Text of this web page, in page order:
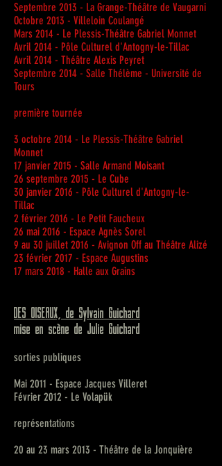
Septembre 2013 - La Grange-Théâtre de Vaugarni
Octobre 2013 - Villeloin Coulangé
Mars 2014 - Le Plessis-Théâtre Gabriel Monnet
Avril 2014 - Pôle Culturel d'Antogny-le-Tillac
Avril 2014 - Théâtre Alexis Peyret
Septembre 2014 - Salle Thélème - Université de
Tours
première tournée
3 octobre 2014 - Le Plessis-Théâtre Gabriel
Monnet
17 janvier 2015 - Salle Armand Moisant
26 septembre 2015 - Le Cube
30 janvier 2016 - Pôle Culturel d'Antogny-le-
Tillac
2 février 2016 - Le Petit Faucheux
26 mai 2016 - Espace Agnès Sorel
9 au 30 juillet 2016 - Avignon Off au Théâtre Alizé
23 février 2017 - Espace Augustins
17 mars 2018 - Halle aux Grains
DES OISEAUX, de Sylvain Guichard
mise en scène de Julie Guichard
sorties publiques
Mai 2011 - Espace Jacques Villeret
Février 2012 - Le Volapük
représentations
20 au 23 mars 2013 - Théâtre de la Jonquière